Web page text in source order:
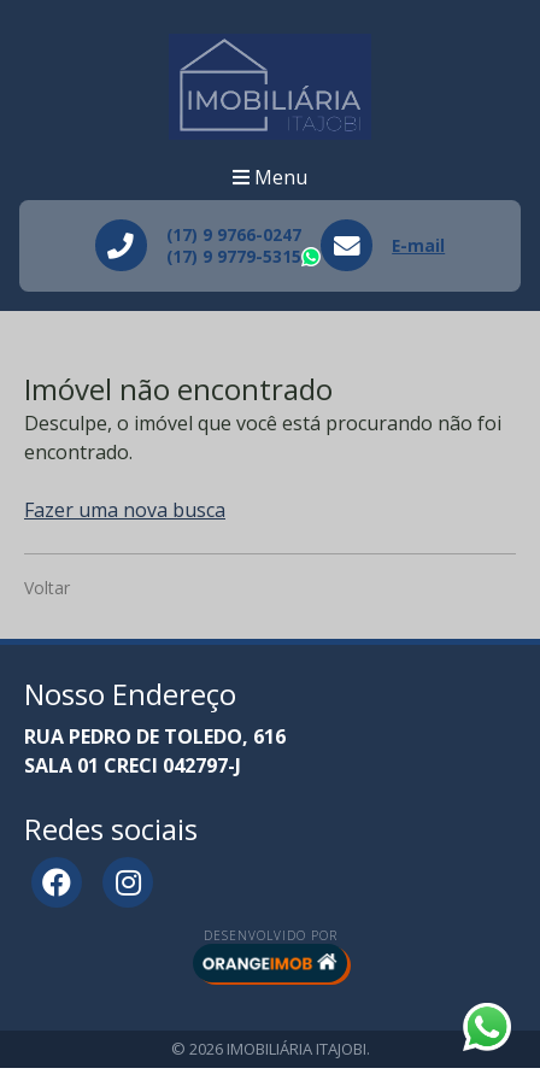
Menu
(17) 9 9766-0247
(17) 9 9779-5315
WhatsApp
E-mail
Imóvel não encontrado
Desculpe, o imóvel que você está procurando não foi
encontrado.
Fazer uma nova busca
Voltar
Nosso Endereço
RUA PEDRO DE TOLEDO, 616
SALA 01 CRECI 042797-J
Redes sociais
DESENVOLVIDO POR
© 2026 IMOBILIÁRIA ITAJOBI.